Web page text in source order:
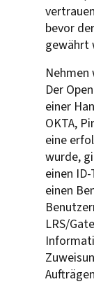
bevor
gewährt
Nehmen
Der
einer
OKTA,
eine
wurde,
einen
einen
LRS/